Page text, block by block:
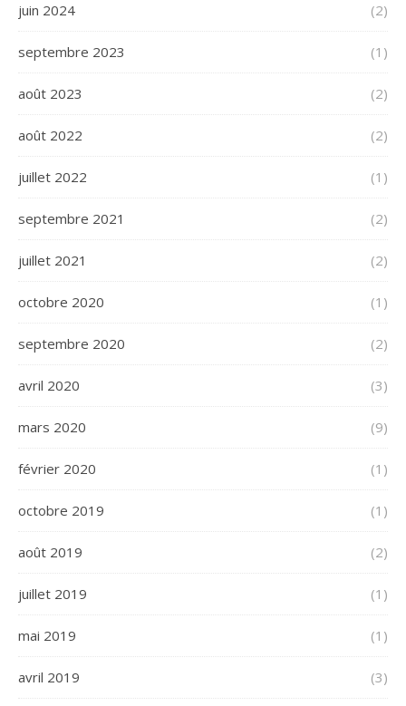
juin 2024 (2)
septembre 2023 (1)
août 2023 (2)
août 2022 (2)
juillet 2022 (1)
septembre 2021 (2)
juillet 2021 (2)
octobre 2020 (1)
septembre 2020 (2)
avril 2020 (3)
mars 2020 (9)
février 2020 (1)
octobre 2019 (1)
août 2019 (2)
juillet 2019 (1)
mai 2019 (1)
avril 2019 (3)